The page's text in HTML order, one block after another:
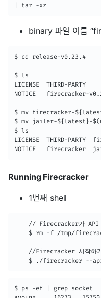
| tar -xz
binary 파일 이름
$ cd release-v0.23.4
$ ls
LICENSE  THIRD-
NOTICE   firecracker-
$ mv firecracker-
$ mv jailer-${latest}-
$ ls
LICENSE  THIRD-PARTY
NOTICE   firecracker
Running Firecracker
1번째 shell
// Firecracker가 API
$ rm -f /tmp/
    //Firecracker 시작하기
$ ./firecracker --
$ ps -ef | grep socket